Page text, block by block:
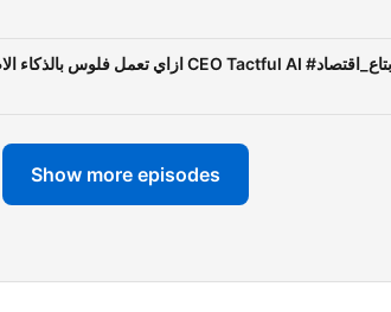
ازاي تعمل فلوس بالذكاء الاصطناعي ، محمد المصري CEO Tactful AI #بتاع_اقتصاد
Show more episodes